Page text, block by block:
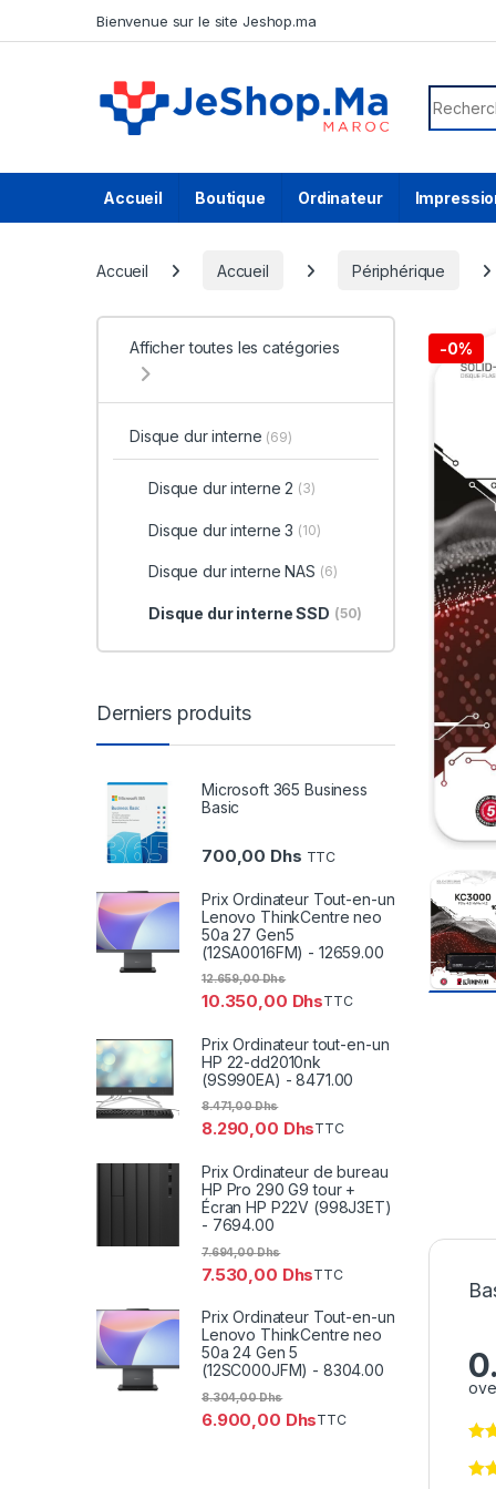
Bienvenue sur le site Jeshop.ma
Search
Accueil Boutique Ordinateur
Accueil Accueil Périphérique
-0%
Afficher toutes les catégories
Disque dur interne (69)
Disque dur interne 2 (3)
Disque dur interne 3 (10)
Disque dur interne NAS (6)
Disque dur interne SSD (50)
Derniers produits
Microsoft 365 Business
Basic
700,00 Dhs TTC
Prix Ordinateur Tout-en-un
Lenovo ThinkCentre neo
50a 27 Gen5
(12SA0016FM) - 12659.00
10.350,00 Dhs
12.659,00Dhs
TTC
Prix Ordinateur tout-en-un
HP 22-dd2010nk
(9S990EA) - 8471.00
8.290,00 Dhs
8.471,00Dhs
TTC
Prix Ordinateur de bureau
HP Pro 290 G9 tour +
Écran HP P22V (998J3ET)
- 7694.00
7.530,00 Dhs
7.694,00Dhs
TTC
Prix Ordinateur Tout-en-un
Lenovo ThinkCentre neo
50a 24 Gen 5
(12SC000JFM) - 8304.00
6.900,00 Dhs
8.304,00Dhs
TTC